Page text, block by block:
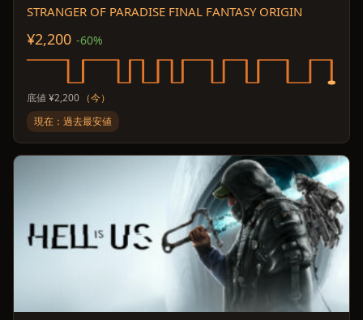
STRANGER OF PARADISE FINAL FANTASY ORIGIN
¥2,200 -60%
底値 ¥2,200 （今）
現在：過去最安値